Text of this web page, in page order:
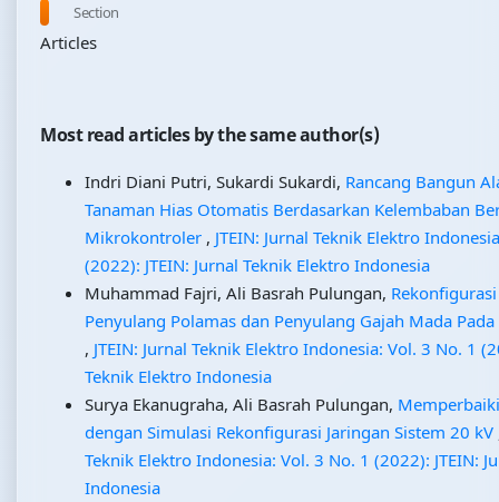
Section
Articles
Most read articles by the same author(s)
Indri Diani Putri, Sukardi Sukardi, Rancang Bangun
Tanaman Hias Otomatis Berdasarkan Kelembaban
Mikrokontroler , JTEIN: Jurnal Teknik Elektro
(2022): JTEIN: Jurnal Teknik Elektro Indonesia
Muhammad Fajri, Ali Basrah Pulungan,
Penyulang Polamas dan Penyulang Gajah Mada Pada
, JTEIN: Jurnal Teknik Elektro Indonesia: Vol. 3 No. 1
Teknik Elektro Indonesia
Surya Ekanugraha, Ali Basrah Pulungan,
dengan Simulasi Rekonfigurasi Jaringan Sistem 20 kV
Teknik Elektro Indonesia: Vol. 3 No. 1 (2022): JTEIN:
Indonesia